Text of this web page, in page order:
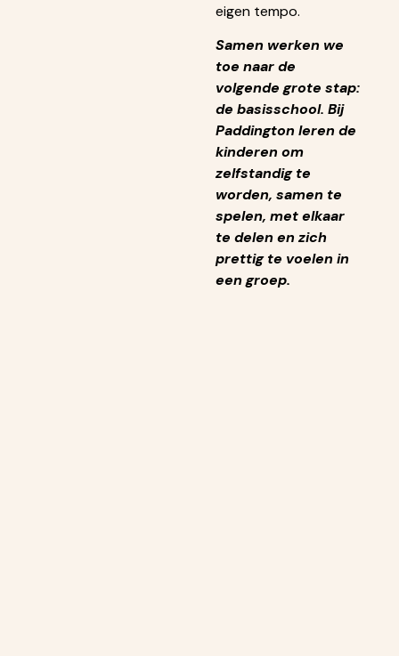
eigen tempo.
Samen werken we
toe naar de
volgende grote stap:
de basisschool. Bij
Paddington leren de
kinderen om
zelfstandig te
worden, samen te
spelen, met elkaar
te delen en zich
prettig te voelen in
een groep.